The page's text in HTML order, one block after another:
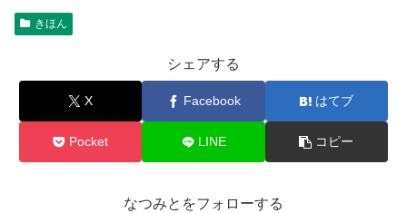
きほん
シェアする
X Facebook はてブ
Pocket LINE コピー
なつみとをフォローする